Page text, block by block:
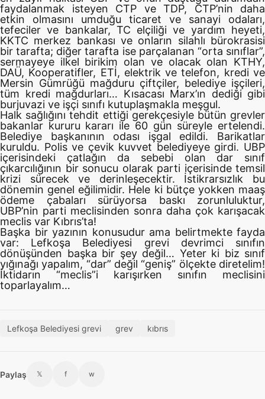
faydalanmak isteyen CTP ve TDP, CTP’nin daha
etkin olmasını umduğu ticaret ve sanayi odaları,
tefeciler ve bankalar, TC elçiliği ve yardım heyeti,
KKTC merkez bankası ve onların silahlı bürokrasisi
bir tarafta; diğer tarafta ise parçalanan “orta sınıflar”,
sermayeye ilkel birikim olan ve olacak olan KTHY,
DAÜ, Kooperatifler, ETİ, elektrik ve telefon, kredi ve
Mersin Gümrüğü mağduru çiftçiler, belediye işçileri,
tüm kredi mağdurları… Kısacası Marx’ın dediği gibi
burjuvazi ve işçi sınıfı kutuplaşmakla meşgul.
Halk sağlığını tehdit ettiği gerekçesiyle bütün grevler
bakanlar kururu kararı ile 60 gün süreyle ertelendi.
Belediye başkanının odası işgal edildi. Barikatlar
kuruldu. Polis ve çevik kuvvet belediyeye girdi. UBP
içerisindeki çatlağın da sebebi olan dar sınıf
çıkarcılığının bir sonucu olarak parti içerisinde temsil
krizi sürecek ve derinleşecektir. İstikrarsızlık bu
dönemin genel eğilimidir. Hele ki bütçe yokken maaş
ödeme çabaları sürüyorsa baskı zorunluluktur,
UBP’nin parti meclisinden sonra daha çok karışacak
meclis var Kıbrıs’ta!
Başka bir yazının konusudur ama belirtmekte fayda
var: Lefkoşa Belediyesi grevi devrimci sınıfın
dönüşünden başka bir şey değil… Yeter ki biz sınıf
yığınağı yapalım, “dar” değil “geniş” ölçekte diretelim!
İktidarın “meclis”i karışırken sınıfın meclisini
toparlayalım…
Lefkoşa Belediyesi grevi grev kıbrıs
Paylaş 𝕏 f w